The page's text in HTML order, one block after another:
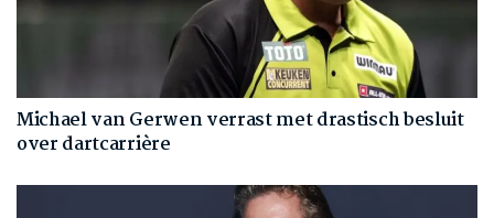
Michael van Gerwen verrast met drastisch besluit
over dartcarrière